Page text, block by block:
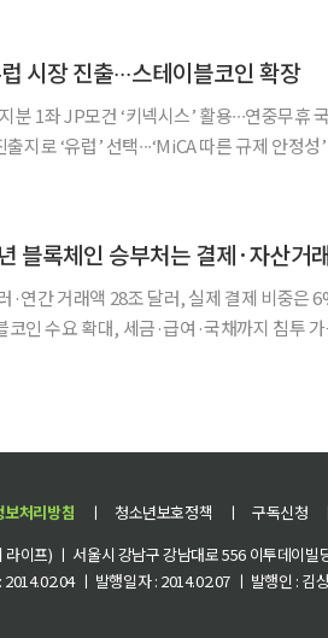
시장 진출∙∙∙스테이블코인 확장
분 1좌 JP모건 ‘키넥시스’ 활용∙∙∙연중무휴
지로 ‘유럽’ 선택∙∙∙‘MiCA 따른 규제 안정
·연간 거래액 28조 달러, 실제 결제 비중은
인 수요 확대, 세금·급여·국채까지 침투
보처리방침 ㅣ 청소년보호정책 ㅣ 구독신청
라이프) ㅣ 서울시 강남구 강남대로 556 이투데이
ㅣ 발행일자 : 2014.02.07 ㅣ 발행인 : 김